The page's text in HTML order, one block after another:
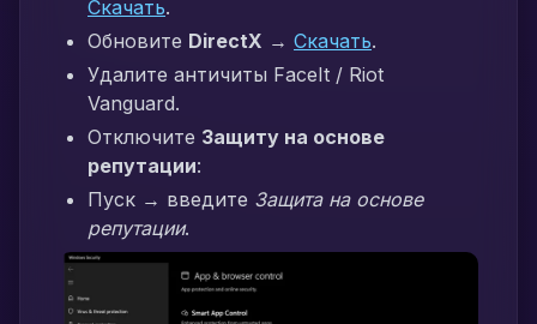
Скачать.
Обновите DirectX → Скачать.
Удалите античиты FaceIt / Riot
Vanguard.
Отключите Защиту на основе
репутации:
Пуск → введите Защита на основе
репутации.